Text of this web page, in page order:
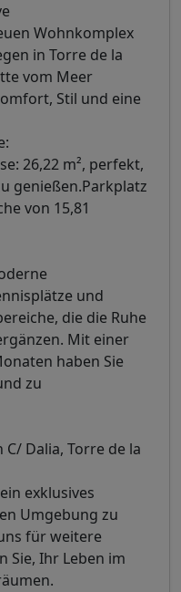
Wohnkomplex
in Torre de la
vom Meer
Stil und eine
26,22 m², perfekt,
genießen.Parkplatz
von 15,81
und
die die Ruhe
Mit einer
haben Sie
zu
Dalia, Torre de la
exklusives
Umgebung zu
für weitere
Sie, Ihr Leben im